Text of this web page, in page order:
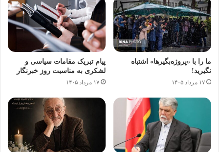
ما را با «پروژه‌بگیرها» اشتباه
نگیرید!
۱۷ مرداد ۱۴۰۵
پیام تبریک مقامات سیاسی و
لشکری به مناسبت روز خبرنگار
۱۷ مرداد ۱۴۰۵